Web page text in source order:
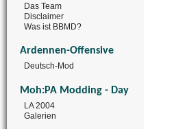
Das Team
Disclaimer
Was ist BBMD?
Ardennen-Offensive
Deutsch-Mod
Moh:PA Modding - Day
LA 2004
Galerien